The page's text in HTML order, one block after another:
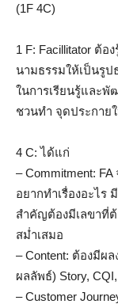
(1F 4C)
1 F: Facillitator ต้อ
นามธรรมให้เป็นรูป
ในการเรียนรู้และ
ชวนทำ จุดประกาย
4 C: ได้แก่
– Commitment:
อยากทำเรื่องอะไร
สำคัญต้องมีเลขาที่
สม่ำเสมอ
– Content: ต้องมีผ
ผลลัพธ์) Story,
– Customer